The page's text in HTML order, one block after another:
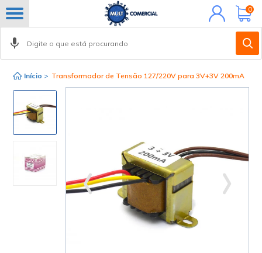
Minha
conta
0
Início > Transformador de Tensão 127/220V para 3V+3V 200mA